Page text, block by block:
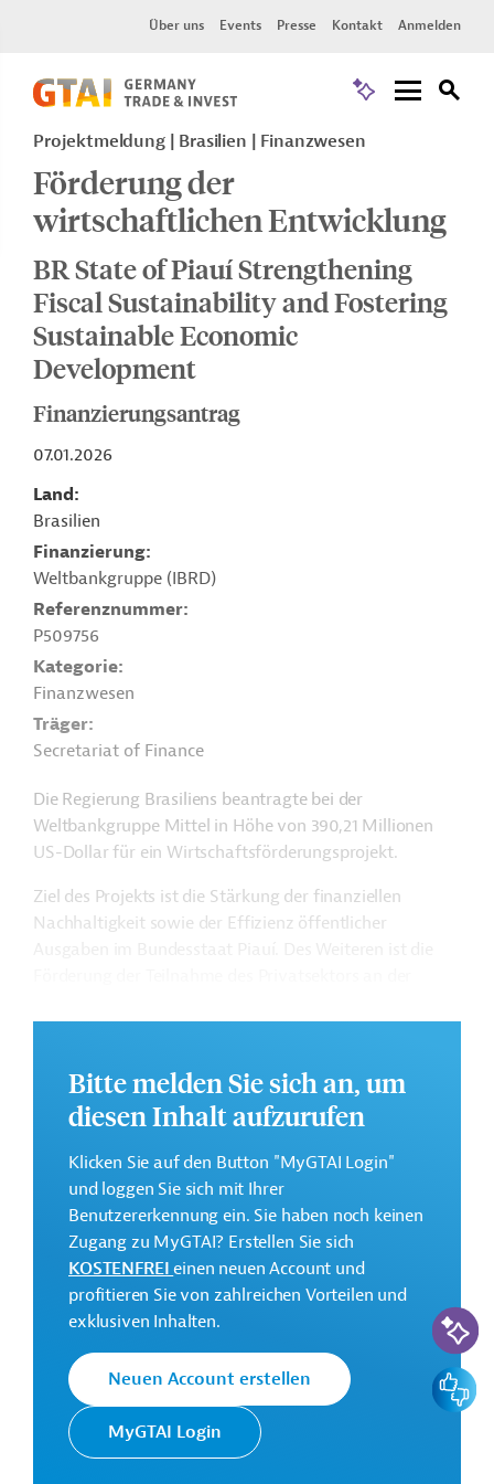
Über uns Events Presse Kontakt Anmelden
Projektmeldung Brasilien Finanzwesen
Förderung der
wirtschaftlichen Entwicklung
BR State of Piauí Strengthening
Fiscal Sustainability and Fostering
Sustainable Economic
Development
Finanzierungsantrag
07.01.2026
Land
Brasilien
Finanzierung
Weltbankgruppe (IBRD)
Referenznummer
P509756
Kategorie
Finanzwesen
Träger
Secretariat of Finance
Die Regierung Brasiliens beantragte bei der
Weltbankgruppe Mittel in Höhe von 390,21 Millionen
US-Dollar für ein Wirtschaftsförderungsprojekt.
Ziel des Projekts ist die Stärkung der finanziellen
Nachhaltigkeit sowie der Effizienz öffentlicher
Weitere Informationen zu dem Entwicklungsprojekt
finden Sie auf derWebseite der Weltbankgruppe
und im Originaldokument, das zum Download
GTAI informiert über dieWeltbankgruppe
Schwerpunkte, Regularien und praktische Hinweise zur
Geschäftsanbahnung.
Gesamtkosten:
390,21 Millionen US-Dollar
Geberbeitrag:
390,21 Millionen US-Dollar (Weltbankgruppe, Mittel;
beantragt)
Kontaktadressen
Bitte melden Sie sich an, um
diesen Inhalt aufzurufen
Klicken Sie auf den Button "MyGTAI Login"
und loggen Sie sich mit Ihrer
Benutzererkennung ein. Sie haben noch keinen
Zugang zu MyGTAI? Erstellen Sie sich
KOSTENFREIeinen neuen Account und
profitieren Sie von zahlreichen Vorteilen und
exklusiven Inhalten.
Neuen Account erstellen
MyGTAI Login
KI-